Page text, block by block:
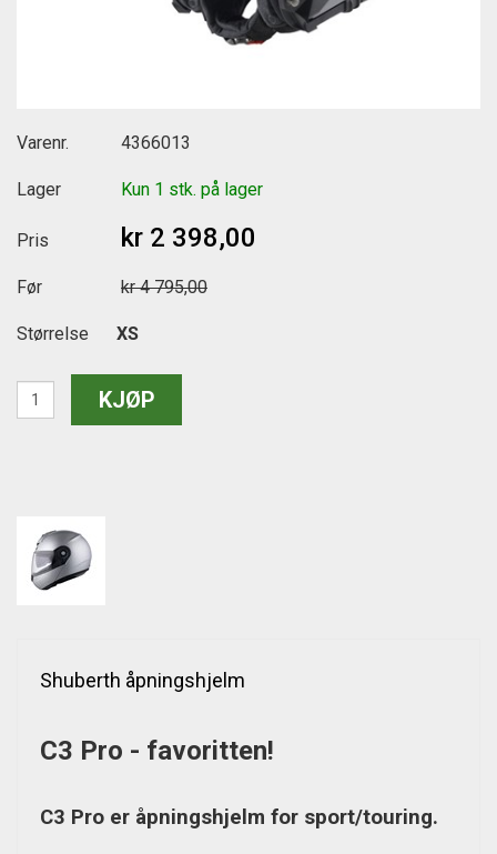
Varenr. 4366013
Lager Kun 1 stk. på lager
Pris kr 2 398,00
Før kr 4 795,00
Størrelse XS
Shuberth åpningshjelm
C3 Pro - favoritten!
C3 Pro er åpningshjelm for sport/touring.